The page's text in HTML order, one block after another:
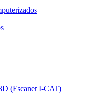
(Escaner I-CAT)